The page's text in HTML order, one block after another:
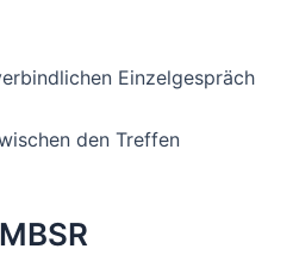
Einzelgespräch
den Treffen